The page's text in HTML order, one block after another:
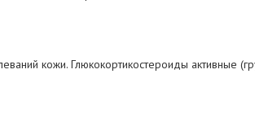
кожи. Глюкокортикостероиды активные